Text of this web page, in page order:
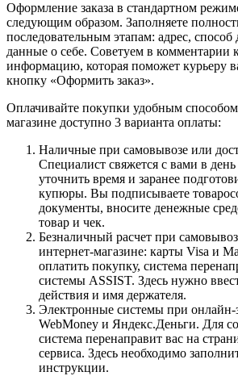
Оформление заказа в стандартном
следующим образом. Заполняете
последовательным этапам: адрес, способ
данные о себе. Советуем в комментарии
информацию, которая поможет курьеру
кнопку «Оформить заказ».
Оплачивайте покупки удобным
магазине доступно 3 варианта оплаты:
Наличные при самовывозе или
Специалист свяжется с вами в
уточнить время и заранее
купюры. Вы подписываете
документы, вносите денежные
товар и чек.
Безналичный расчет при
интернет-магазине: карты Visa и
оплатить покупку, система
системы ASSIST. Здесь нужно
действия и имя держателя.
Электронные системы при онлайн-
WebMoney и Яндекс.Деньги. Для
система перенаправит вас на
сервиса. Здесь необходимо
инструкции.